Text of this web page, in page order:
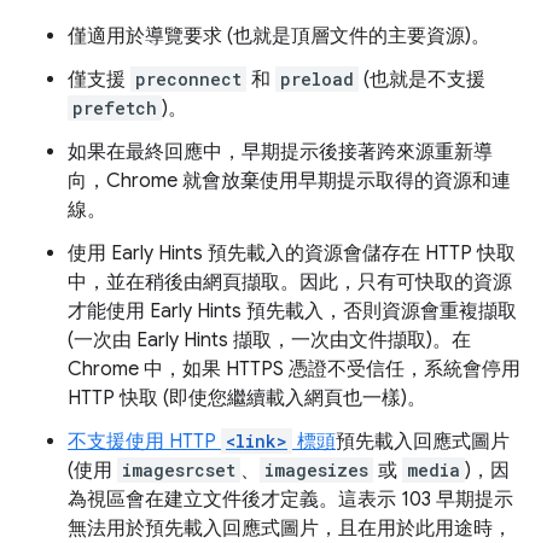
僅適用於導覽要求 (也就是頂層文件的主要資源)。
僅支援 preconnect 和 preload (也就是不支援
prefetch )。
如果在最終回應中，早期提示後接著跨來源重新導
向，Chrome 就會放棄使用早期提示取得的資源和連
線。
使用 Early Hints 預先載入的資源會儲存在 HTTP 快取
中，並在稍後由網頁擷取。因此，只有可快取的資源
才能使用 Early Hints 預先載入，否則資源會重複擷取
(一次由 Early Hints 擷取，一次由文件擷取)。在
Chrome 中，如果 HTTPS 憑證不受信任，系統會停用
HTTP 快取 (即使您繼續載入網頁也一樣)。
不支援使用 HTTP <link> 標頭預先載入回應式圖片
(使用 imagesrcset 、 imagesizes 或 media )，因
為視區會在建立文件後才定義。這表示 103 早期提示
無法用於預先載入回應式圖片，且在用於此用途時，